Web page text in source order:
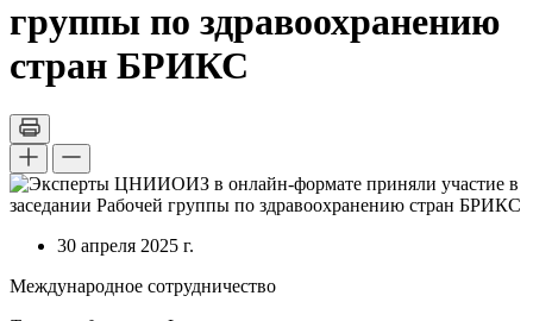
группы по здравоохранению
стран БРИКС
30 апреля 2025 г.
Международное сотрудничество